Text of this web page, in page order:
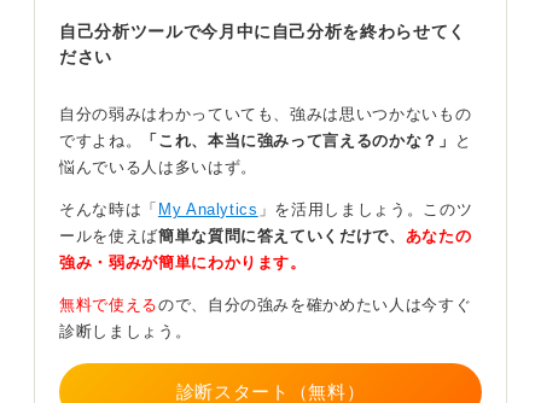
最初の相談では、「どんな時にやりがいを感じるか」
っていた行動」など、あなたのパターンを一緒に棚卸し
することが可能です。
そのうえで、「このタイプならまずこの3つの業界を見て
みよう」と具体的な候補を整理してくれるため、一気に
進めやすくなります。
未経験職や地方企業、増員採用など、一般サイトでは入
手できない優先情報に触れることで、出遅れのハンデを
縮小できるはずです。
また「エントリーシート（ES）添削・模擬面接」を複数
回利用できます。これは、短期で質を上げるうえで非常
自己分析ツールで今月中に自己分析を終わらせてく
ださい
自分の弱みはわかっていても、強みは思いつかないもの
ですよね。
「これ、本当に強みって言えるのかな？」
と
悩んでいる人は多いはず。
そんな時は「 My Analytics 」を活用しましょう。このツ
ールを使えば簡単な質問に答えていくだけで、 あなたの
強み・弱みが簡単にわかります。
無料で使えるので、自分の強みを確かめたい人は今すぐ
診断しましょう。
診断スタート（無料）